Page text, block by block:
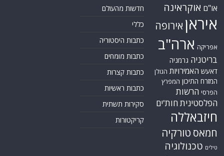
או"ם אוקראינה
איראן אירופה
אפריקה ארה"ב
בריטניה גרמניה
דאעש האמירויות הגולן
המזרח התיכון המפרץ
הפרסי הרשות
הפלסטיניתחות'ים
חיזבאללה
חמאס טורקיה
טילים טכנולוגיה
חדשות מהעולם
כללי
כתבות היסטוריה
כתבות מומחים
כתבות קצרות
כתבות ראשיות
סקירות תשתית
קריקטורות